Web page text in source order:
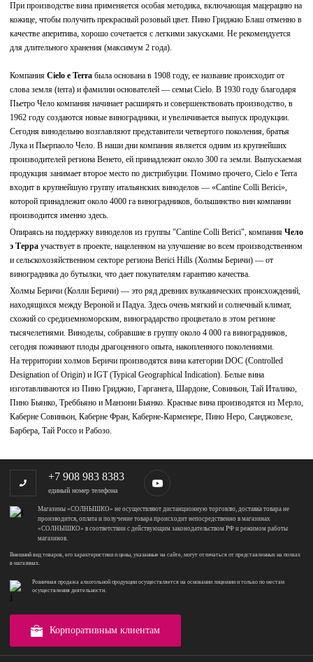
При производстве вина применяется особая методика, включающая мацерацию на
кожице, чтобы получить прекрасный розовый цвет. Пино Гриджио Блаш отменно в
качестве аперитива, хорошо сочетается с легкими закусками. Не рекомендуется
для длительного хранения (максимум 2 года).
Компания Cielo e Terra была основана в 1908 году, ее название происходит от
слова земля (terra) и фамилии основателей — семьи Cielo. В 1930 году благодаря
Пьетро Чело компания начинает расширять и совершенствовать производство, в
1962 году создаются новые виноградники, и увеличивается выпуск продукции.
Сегодня винодельню возглавляют представители четвертого поколения, братья
Лука и Пьерпаоло Чело. В наши дни компания является одним из крупнейших
производителей региона Венето, ей принадлежит около 300 га земли. Выпускаемая
продукция занимает второе место по дистрибуции. Помимо прочего, Cielo e Terra
входит в крупнейшую группу итальянских виноделов — «Cantine Colli Berici»,
которой принадлежит около 4000 га виноградников, большинство вин компании
производится именно здесь.
Опираясь на поддержку виноделов из группы "Cantine Colli Berici", компания Чело
э Терра участвует в проекте, нацеленном на улучшение во всем производственном
и сельскохозяйственном секторе региона Berici Hills (Холмы Беричи) — от
виноградника до бутылки, что дает покупателям гарантию качества.
Холмы Беричи (Колли Беричи) — это ряд древних вулканических происхождений,
находящихся между Вероной и Падуа. Здесь очень мягкий и солнечный климат,
схожий со средиземноморским, виноградарство процветало в этом регионе
тысячелетиями. Виноделы, собравшие в группу около 4 000 га виноградников,
сегодня пожинают плоды драгоценного опыта, накопленного поколениями.
На территории холмов Беричи производятся вина категории DOC (Controlled
Designation of Origin) и IGT (Typical Geographical Indication). Белые вина
изготавливаются из Пино Гриджио, Гарганега, Шардоне, Совиньон, Тай Италико,
Пино Бьянко, Треббьяно и Манзони Бьянко. Красные вина производятся из Мерло,
Каберне Совиньон, Каберне Фран, Каберне-Карменере, Пино Неро, Санджовезе,
Барбера, Тай Россо и Рабозо.
+7 908 983 8383
единый номер телефона
Магазины «СОЛНЫШКО» не осуществляют дистанционную торговлю, доставка товара не
производится, оплата и получение товара происходит непосредственно в магазинах
«СОЛНЫШКО» в соответствии с действующим законодательством РФ и режимом работы
магазинов.
Внешний вид товаров, его характеристики и цены, указанные на сайте, могут отличаться от представленных на полках
в магазинах.
Розничная продажа алкогольной продукции осуществляется на основании лицензии и только по местам
осуществления деятельности.
Корпоративным клиентам